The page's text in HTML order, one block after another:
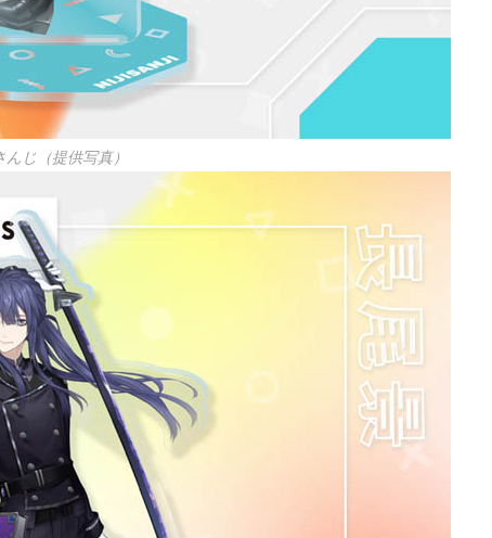
んじ（提供写真）